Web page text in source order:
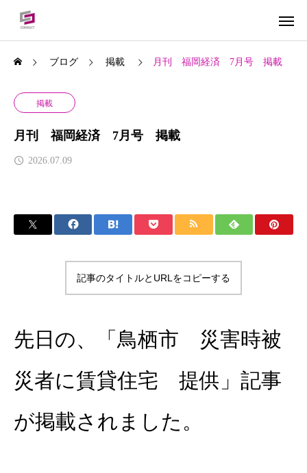
ブログ 掲載 月刊 福岡経済 7月号 掲載
掲載
月刊 福岡経済 7月号 掲載
2026.07.09
記事のタイトルとURLをコピーする
先日の、「鳥栖市 災害時被
災者に賃貸住宅 提供」記事
が掲載されました。